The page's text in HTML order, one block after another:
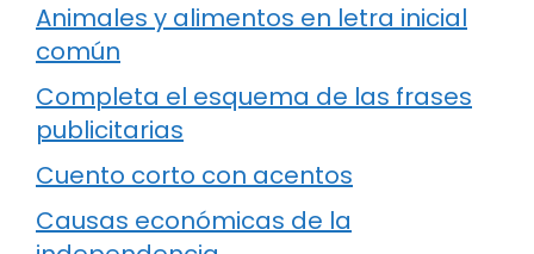
Animales y alimentos en letra inicial
común
Completa el esquema de las frases
publicitarias
Cuento corto con acentos
Causas económicas de la